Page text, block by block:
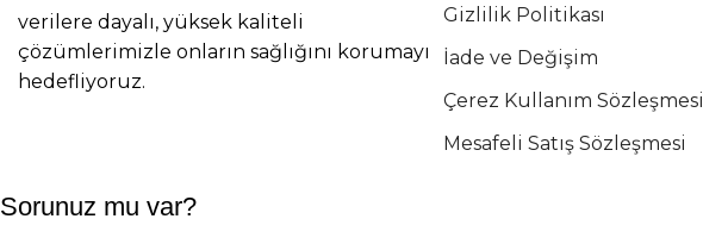
verilere dayalı, yüksek kaliteli
çözümlerimizle onların sağlığını korumayı
hedefliyoruz.
Gizlilik Politikası
İade ve Değişim
Çerez Kullanım Sözleşmesi
Mesafeli Satış Sözleşmesi
Sorunuz mu var?